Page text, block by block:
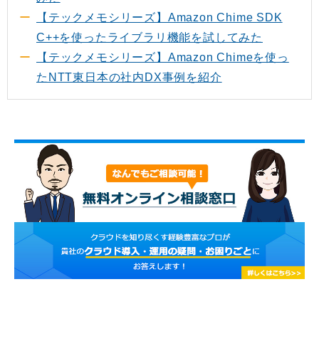
【テックメモシリーズ】Amazon Chime SDK
C++を使ったライブラリ機能を試してみた
【テックメモシリーズ】Amazon Chimeを使っ
たNTT東日本の社内DX事例を紹介